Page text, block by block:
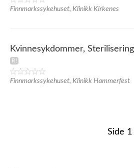
Finnmarkssykehuset, Klinikk Kirkenes
Kvinnesykdommer,
Finnmarkssykehuset, Klinikk Hammerfest
Side 1